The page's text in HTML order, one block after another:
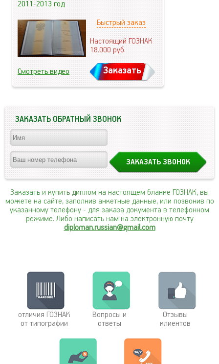
2011-2013 год
Быстрый заказ
Настоящий ГОЗНАК
18.000руб.
Смотреть видео Заказать
ЗАКАЗАТЬ ОБРАТНЫЙ ЗВОНОК
Заказать и купить диплом на настоящем бланке ГОЗНАК, вы
можете на сайте, заполнив анкетные данные, или позвонив по
указанному телефону - для заказа документа в телефонном
режиме. Либо написать нам на электронную почту
diploman.russian@gmail.com
отличия ГОЗНАК
от типографии
Вопросы и
ответы
Отзывы
клиентов